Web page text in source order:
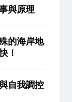
與原理
的海岸地
！
自我調控